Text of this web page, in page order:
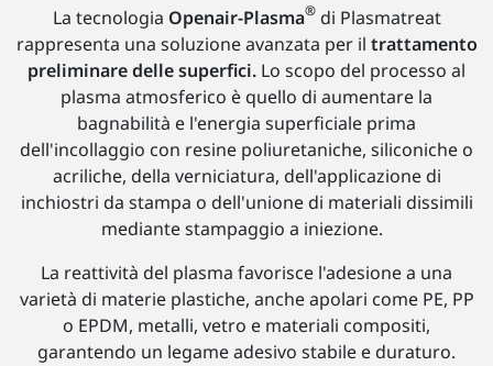
La tecnologia Openair-Plasma®di Plasmatreat
rappresenta una soluzione avanzata per il trattamento
preliminare delle superfici. Lo scopo del processo al
plasma atmosferico è quello di aumentare la
bagnabilità e l'energia superficiale prima
dell'incollaggio con resine poliuretaniche, siliconiche o
acriliche, della verniciatura, dell'applicazione di
inchiostri da stampa o dell'unione di materiali dissimili
mediante stampaggio a iniezione.
La reattività del plasma favorisce l'adesione a una
varietà di materie plastiche, anche apolari come PE, PP
o EPDM, metalli, vetro e materiali compositi,
garantendo un legame adesivo stabile e duraturo.